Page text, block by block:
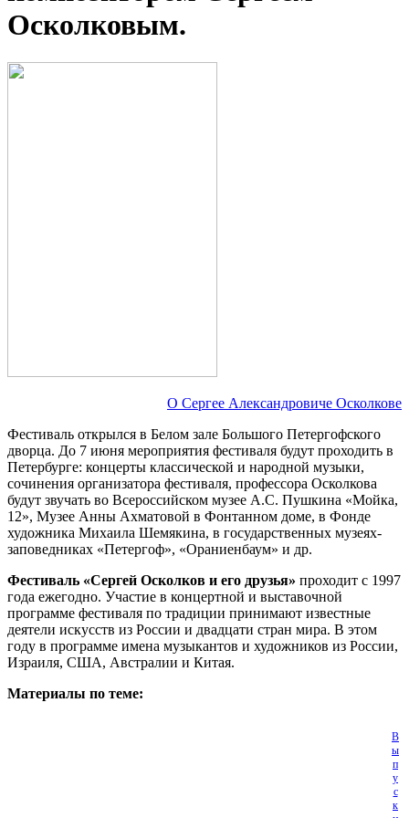
Осколковым.
О Сергее Александровиче Осколкове
Фестиваль открылся в Белом зале Большого Петергофского
дворца. До 7 июня мероприятия фестиваля будут проходить в
Петербурге: концерты классической и народной музыки,
сочинения организатора фестиваля, профессора Осколкова
будут звучать во Всероссийском музее А.С. Пушкина «Мойка,
12», Музее Анны Ахматовой в Фонтанном доме, в Фонде
художника Михаила Шемякина, в государственных музеях-
заповедниках «Петергоф», «Ораниенбаум» и др.
Фестиваль «Сергей Осколков и его друзья» проходит с 1997
года ежегодно. Участие в концертной и выставочной
программе фестиваля по традиции принимают известные
деятели искусств из России и двадцати стран мира. В этом
году в программе имена музыкантов и художников из России,
Израиля, США, Австралии и Китая.
Материалы по теме:
В
ы
п
у
с
к